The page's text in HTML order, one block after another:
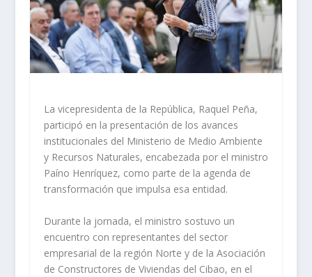
La vicepresidenta de la República, Raquel Peña,
participó en la presentación de los avances
institucionales del Ministerio de Medio Ambiente
y Recursos Naturales, encabezada por el ministro
Paíno Henríquez, como parte de la agenda de
transformación que impulsa esa entidad.
Durante la jornada, el ministro sostuvo un
encuentro con representantes del sector
empresarial de la región Norte y de la Asociación
de Constructores de Viviendas del Cibao, en el